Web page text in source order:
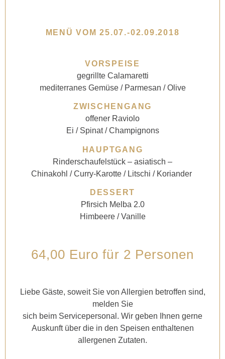
MENÜ VOM 25.07.-02.09.2018
VORSPEISE
gegrillte Calamaretti
mediterranes Gemüse / Parmesan / Olive
ZWISCHENGANG
offener Raviolo
Ei / Spinat / Champignons
HAUPTGANG
Rinderschaufelstück – asiatisch –
Chinakohl / Curry-Karotte / Litschi / Koriander
DESSERT
Pfirsich Melba 2.0
Himbeere / Vanille
64,00 Euro für 2 Personen
Liebe Gäste, soweit Sie von Allergien betroffen sind,
melden Sie
sich beim Servicepersonal. Wir geben Ihnen gerne
Auskunft über die in den Speisen enthaltenen
allergenen Zutaten.